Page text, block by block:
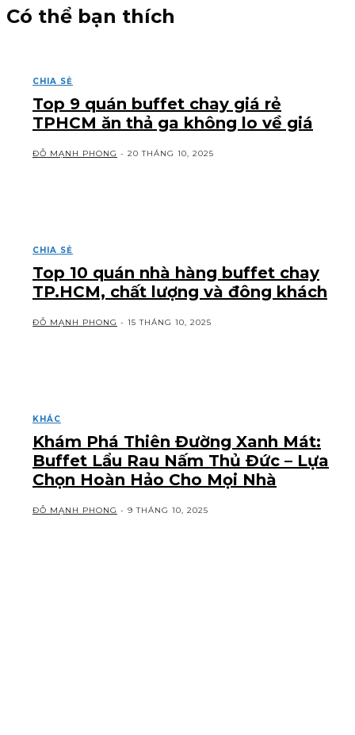
Có thể bạn thích
CHIA SẺ
Top 9 quán buffet chay giá rẻ
TPHCM ăn thả ga không lo về giá
ĐỖ MẠNH PHONG - 20 THÁNG 10, 2025
CHIA SẺ
Top 10 quán nhà hàng buffet chay
TP.HCM, chất lượng và đông khách
ĐỖ MẠNH PHONG - 15 THÁNG 10, 2025
KHÁC
Khám Phá Thiên Đường Xanh Mát:
Buffet Lẩu Rau Nấm Thủ Đức – Lựa
Chọn Hoàn Hảo Cho Mọi Nhà
ĐỖ MẠNH PHONG - 9 THÁNG 10, 2025